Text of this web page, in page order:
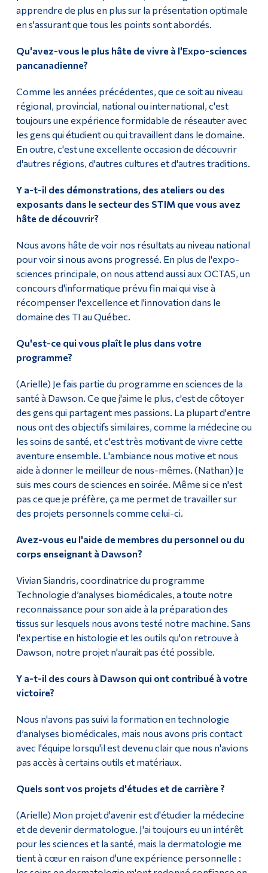
apprendre de plus en plus sur la présentation optimale
en s'assurant que tous les points sont abordés.
Qu'avez-vous le plus hâte de vivre à l'Expo-sciences
pancanadienne?
Comme les années précédentes, que ce soit au niveau
régional, provincial, national ou international, c'est
toujours une expérience formidable de réseauter avec
les gens qui étudient ou qui travaillent dans le domaine.
En outre, c'est une excellente occasion de découvrir
d'autres régions, d'autres cultures et d'autres traditions.
Y a-t-il des démonstrations, des ateliers ou des
exposants dans le secteur des STIM que vous avez
hâte de découvrir?
Nous avons hâte de voir nos résultats au niveau national
pour voir si nous avons progressé. En plus de l'expo-
sciences principale, on nous attend aussi aux OCTAS, un
concours d'informatique prévu fin mai qui vise à
récompenser l'excellence et l'innovation dans le
domaine des TI au Québec.
Qu'est-ce qui vous plaît le plus dans votre
programme?
(Arielle) Je fais partie du programme en sciences de la
santé à Dawson. Ce que j'aime le plus, c'est de côtoyer
des gens qui partagent mes passions. La plupart d'entre
nous ont des objectifs similaires, comme la médecine ou
les soins de santé, et c'est très motivant de vivre cette
aventure ensemble. L'ambiance nous motive et nous
aide à donner le meilleur de nous-mêmes. (Nathan) Je
suis mes cours de sciences en soirée. Même si ce n'est
pas ce que je préfère, ça me permet de travailler sur
des projets personnels comme celui-ci.
Avez-vous eu l'aide de membres du personnel ou du
corps enseignant à Dawson?
Vivian Siandris, coordinatrice du programme
Technologie d’analyses biomédicales, a toute notre
reconnaissance pour son aide à la préparation des
tissus sur lesquels nous avons testé notre machine. Sans
l'expertise en histologie et les outils qu'on retrouve à
Dawson, notre projet n'aurait pas été possible.
Y a-t-il des cours à Dawson qui ont contribué à votre
victoire?
Nous n'avons pas suivi la formation en technologie
d’analyses biomédicales, mais nous avons pris contact
avec l'équipe lorsqu'il est devenu clair que nous n'avions
pas accès à certains outils et matériaux.
Quels sont vos projets d'études et de carrière ?
(Arielle) Mon projet d'avenir est d'étudier la médecine
et de devenir dermatologue. J'ai toujours eu un intérêt
pour les sciences et la santé, mais la dermatologie me
tient à cœur en raison d'une expérience personnelle :